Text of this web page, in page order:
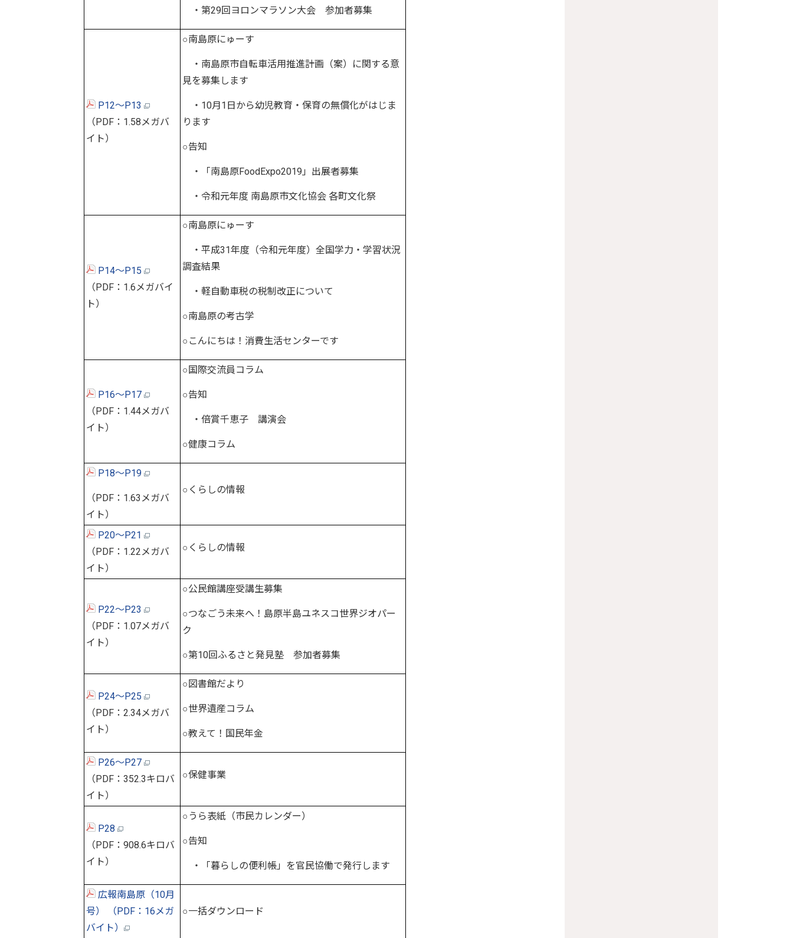
・第29回ヨロンマラソン大会 参加者募集
P12～P13
（PDF：1.58メガバ
イト）
○南島原にゅーす
・南島原市自転車活用推進計画（案）に関する意
見を募集します
・10月1日から幼児教育・保育の無償化がはじま
ります
○告知
・「南島原FoodExpo2019」出展者募集
・令和元年度 南島原市文化協会 各町文化祭
P14～P15
（PDF：1.6メガバイ
ト）
○南島原にゅーす
・平成31年度（令和元年度）全国学力・学習状況
調査結果
・軽自動車税の税制改正について
○南島原の考古学
○こんにちは！消費生活センターです
P16～P17
（PDF：1.44メガバ
イト）
○国際交流員コラム
○告知
・倍賞千恵子 講演会
○健康コラム
P18～P19
（PDF：1.63メガバ
イト）
○くらしの情報
P20～P21
（PDF：1.22メガバ
イト）
○くらしの情報
P22～P23
（PDF：1.07メガバ
イト）
○公民館講座受講生募集
○つなごう未来へ！島原半島ユネスコ世界ジオパー
ク
○第10回ふるさと発見塾 参加者募集
P24～P25
（PDF：2.34メガバ
イト）
○図書館だより
○世界遺産コラム
○教えて！国民年金
P26～P27
（PDF：352.3キロバ
イト）
○保健事業
P28
（PDF：908.6キロバ
イト）
○うら表紙（市民カレンダー）
○告知
・「暮らしの便利帳」を官民協働で発行します
広報南島原（10月
号） （PDF：16メガ
バイト）
○一括ダウンロード